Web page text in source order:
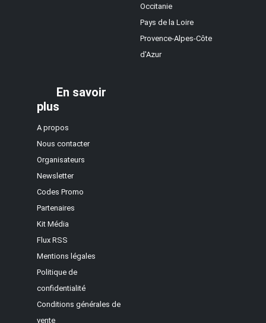
Occitanie
Pays de la Loire
Provence-Alpes-Côte
d'Azur
En savoir
plus
A propos
Nous contacter
Organisateurs
Newsletter
Codes Promo
Partenaires
Kit Média
Flux RSS
Mentions légales
Politique de
confidentialité
Conditions générales de
vente